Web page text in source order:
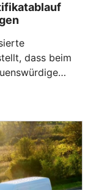
dass beim